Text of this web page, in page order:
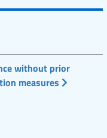
without prior
measures